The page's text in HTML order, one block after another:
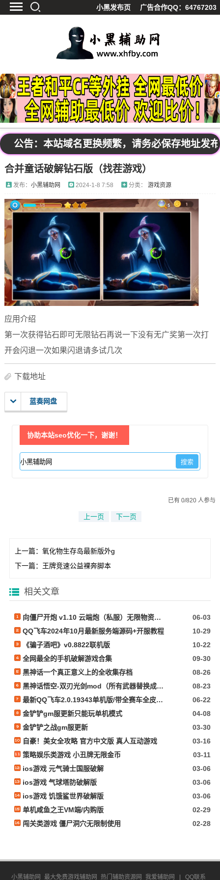
小黑发布页 广告合作QQ：64767203
精品软件
源码分享
资源宝库
影视解析
站内公告
公告：本站域名更换频繁，请务必保存地址发
合并童话破解钻石版（找茬游戏）
发布： 小黑辅助网 2024-1-8 7:58 分类： 游戏资源
应用介绍
第一次获得钻石即可无限钻石再说一下没有无广奖第一次打
开会闪退一次如果闪退请多试几次
下载地址
蓝奏网盘
协助本站seo优化一下，谢谢！
已有 0/820 人参与
上一页 下一页
上一篇： 氧化物生存岛最新版外g
下一篇： 王牌竞速公益裸奔脚本
相关文章
向僵尸开炮 v1.10 云端炮（私服）无限物资内置作弊
06-03
QQ飞车2024年10月最新服务端源码+开服教程
10-29
《骗子酒吧》v0.8822联机版
10-22
全网最全的手机破解游戏合集
09-30
黑神话一个真正意义上的全收集存档
08-26
黑神话悟空-双刃光剑mod（所有武器替换成光剑）
08-23
最新QQ飞车2.0.19343单机版/带全赛车全皮肤+GM指令+所有功能完好无损/看必看文本
06-22
金铲铲gm服更新只能玩单机模式
04-08
金铲铲之战gm服更新
03-30
自豪！美女全攻略 官方中文版 真人互动游戏
03-16
策略娱乐类游戏 小丑牌无限金币
03-11
ios游戏 元气骑士国服破解
03-06
ios游戏 气球塔防破解版
03-06
ios游戏 饥饿鲨世界破解版
03-06
单机咸鱼之王VM端/内购版
02-29
闯关类游戏 僵尸洞穴无限制使用
02-28
小黑辅助网_最大免费游戏辅助网_热门辅助资源网_我爱辅助网 | QQ联系